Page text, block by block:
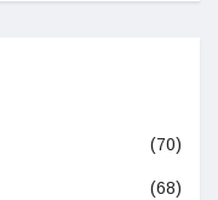
(70)
(68)